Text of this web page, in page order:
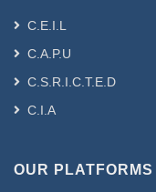
C.E.I.L
C.A.P.U
C.S.R.I.C.T.E.D
C.I.A
OUR PLATFORMS